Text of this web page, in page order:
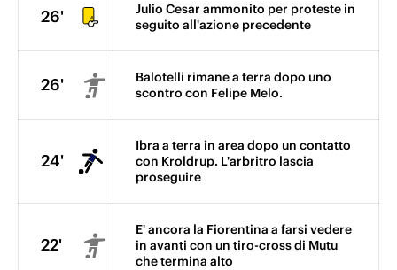
26'
Julio Cesar ammonito per proteste in
seguito all'azione precedente
26'
Balotelli rimane a terra dopo uno
scontro con Felipe Melo.
24'
Ibra a terra in area dopo un contatto
con Kroldrup. L'arbritro lascia
proseguire
22'
E' ancora la Fiorentina a farsi vedere
in avanti con un tiro-cross di Mutu
che termina alto